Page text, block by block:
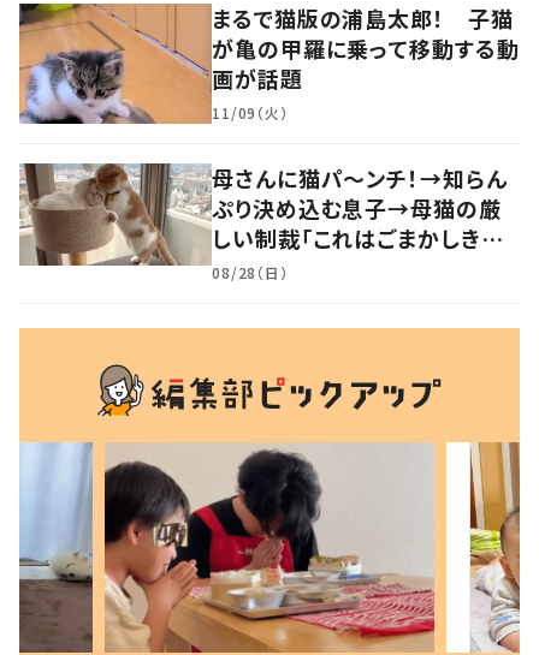
まるで猫版の浦島太郎！ 子猫
が亀の甲羅に乗って移動する動
画が話題
11/09（火）
母さんに猫パ～ンチ！→知らん
ぷり決め込む息子→母猫の厳
しい制裁「これはごまかしきれ
んな…」
08/28（日）